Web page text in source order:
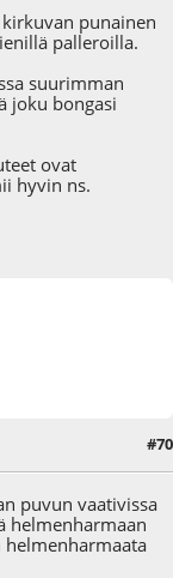
punainen
palleroilla.
suurimman
joku bongasi
ovat
hyvin ns.
#70
puvun vaativissa
helmenharmaan